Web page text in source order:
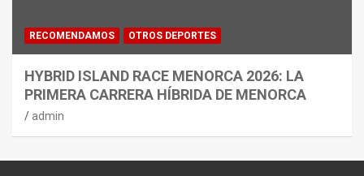
RECOMENDAMOS OTROS DEPORTES
HYBRID ISLAND RACE MENORCA 2026: LA
PRIMERA CARRERA HÍBRIDA DE MENORCA
admin